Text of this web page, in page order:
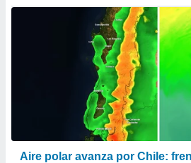
Aire polar avanza por Chile: